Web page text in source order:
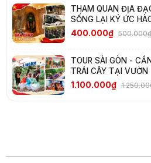
THAM QUAN ĐỊA
SỐNG LẠI KÝ ỨC
400.000₫ 500.000₫
TOUR SÀI GÒN -
TRÁI CÂY TẠI VƯỜN
1.100.000₫